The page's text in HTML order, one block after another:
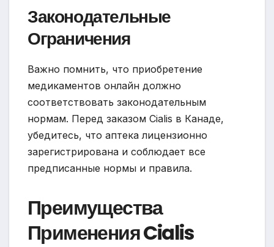
Законодательные
Ограничения
Важно помнить, что приобретение
медикаментов онлайн должно
соответствовать законодательным
нормам. Перед заказом Cialis в Канаде,
убедитесь, что аптека лицензионно
зарегистрирована и соблюдает все
предписанные нормы и правила.
Преимущества
Применения Cialis